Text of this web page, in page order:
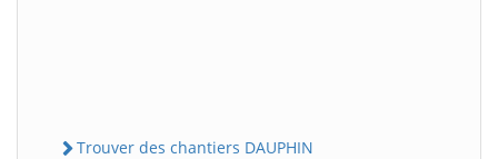
Trouver des chantiers DAUPHIN